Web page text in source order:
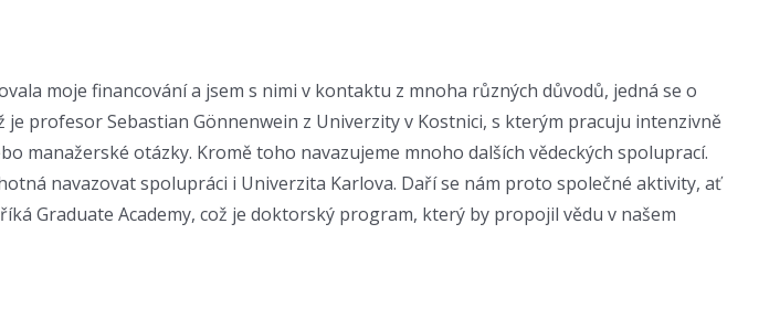
moje financování a jsem s nimi v kontaktu z mnoha různých důvodů, jedná se o
profesor Sebastian Gönnenwein z Univerzity v Kostnici, s kterým pracuju intenzivně
manažerské otázky. Kromě toho navazujeme mnoho dalších vědeckých spoluprací.
navazovat spolupráci i Univerzita Karlova. Daří se nám proto společné aktivity, ať
Graduate Academy, což je doktorský program, který by propojil vědu v našem